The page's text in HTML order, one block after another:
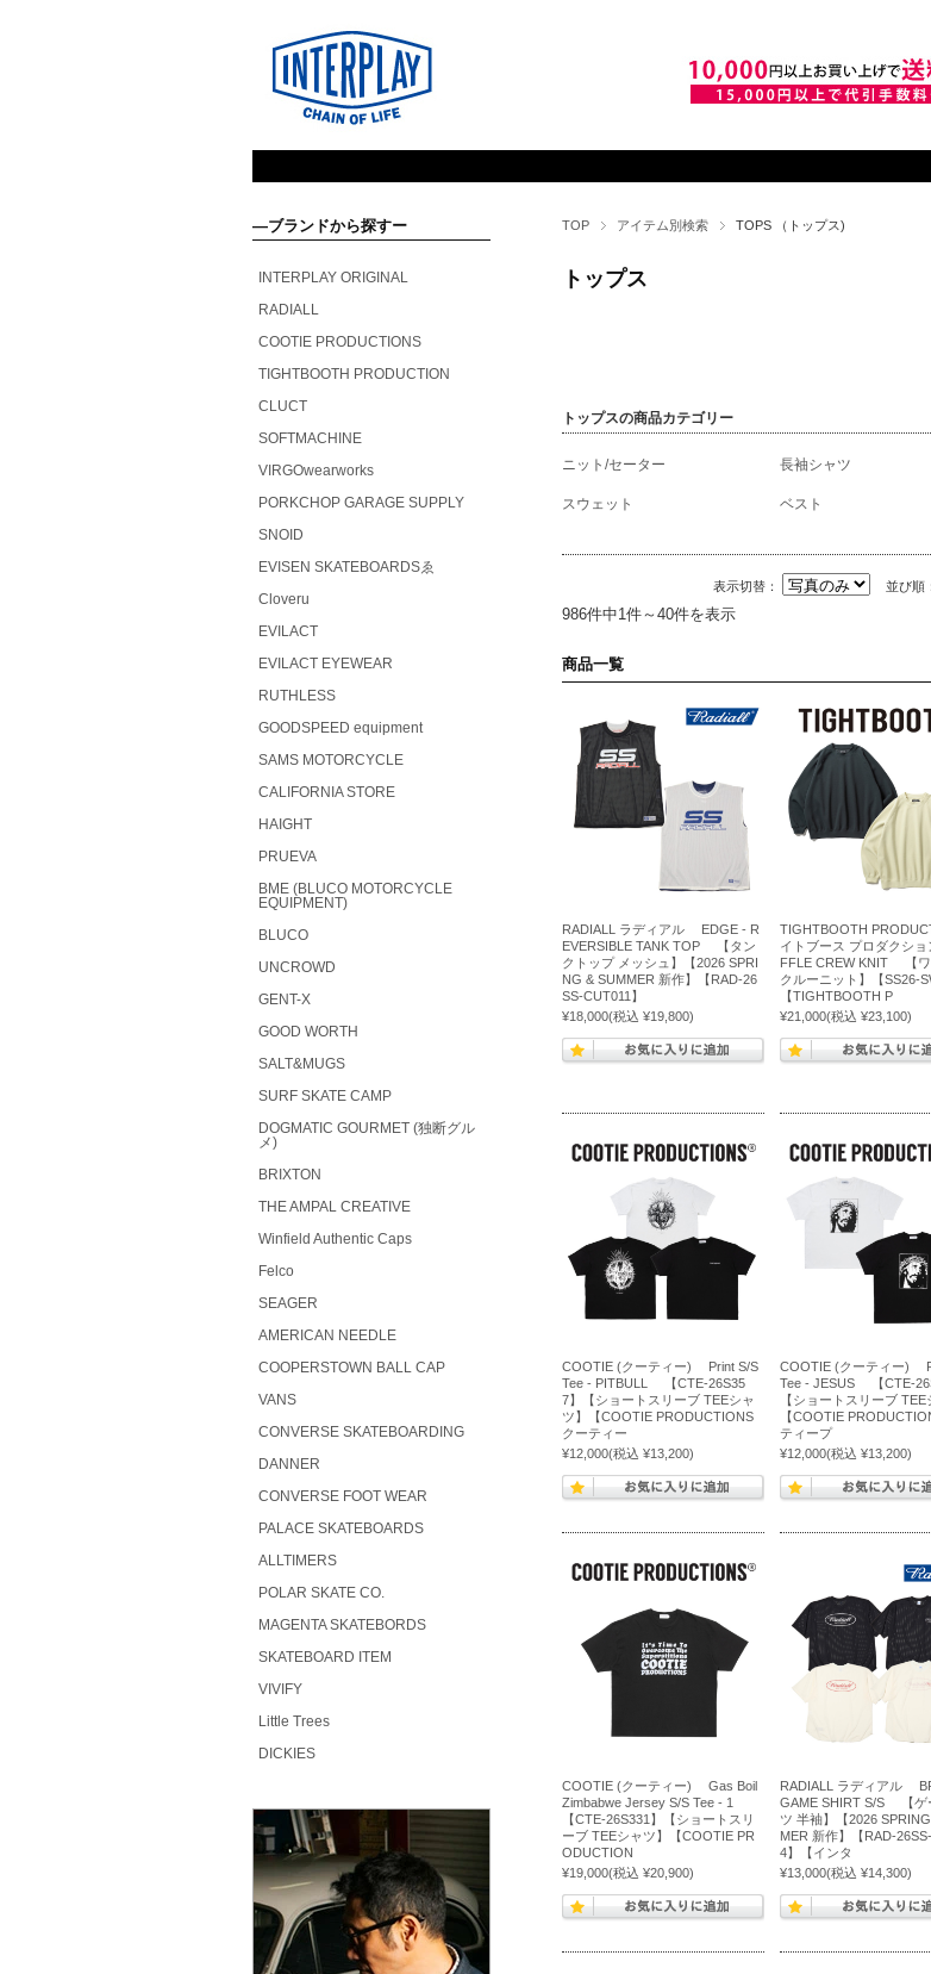
TOP アイテム別検索 TOPS （トップス)
トップス
トップスの商品カテゴリー
ニット/セーター 長袖シャツ
スウェット ベスト
表示切替： 並び順
986件中1件～40件を表示
商品一覧
RADIALL ラディアル EDGE - R
EVERSIBLE TANK TOP 【タン
クトップ メッシュ】【2026 SPRI
NG & SUMMER 新作】【RAD-26
SS-CUT011】
¥18,000(税込 ¥19,800)
TIGHTBOOTH
イトブース プロダクシ
FFLE CREW KNIT 【
クルーニット】【SS26-
【TIGHTBOOTH P
¥21,000(税込 ¥23,100)
COOTIE (クーティー) Print S/S
Tee - PITBULL 【CTE-26S35
7】【ショートスリーブ TEEシャ
ツ】【COOTIE PRODUCTIONS
クーティー
¥12,000(税込 ¥13,200)
COOTIE (クーティー)
Tee - JESUS 【CTE-
【ショートスリーブ TEE
【COOTIE
ティープ
¥12,000(税込 ¥13,200)
COOTIE (クーティー) Gas Boil
Zimbabwe Jersey S/S Tee - 1
【CTE-26S331】【ショートスリ
ーブ TEEシャツ】【COOTIE PR
ODUCTION
¥19,000(税込 ¥20,900)
RADIALL ラディアル
GAME SHIRT S/S 【ゲ
ツ 半袖】【2026
MER 新作】【RAD-
4】【インタ
¥13,000(税込 ¥14,300)